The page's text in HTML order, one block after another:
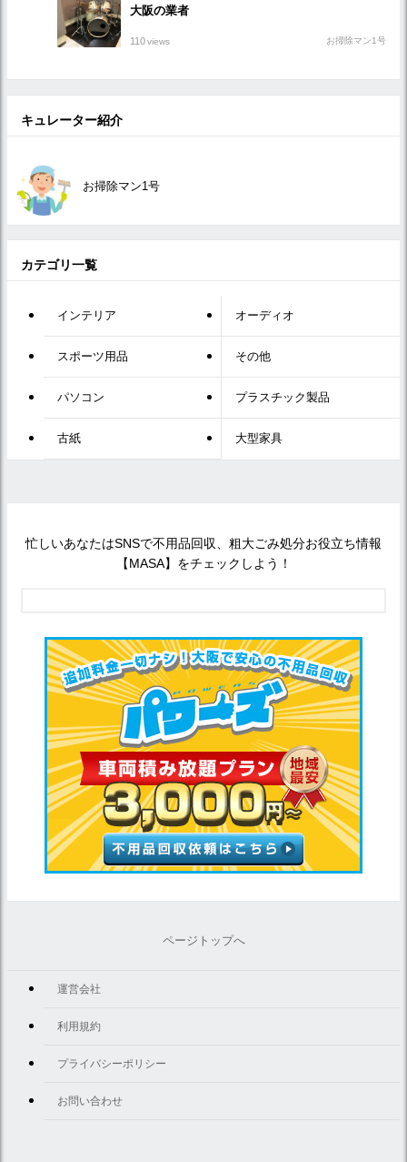
大阪の業者
110views お掃除マン1号
キュレーター紹介
お掃除マン1号
カテゴリ一覧
インテリア オーディオ
スポーツ用品 その他
パソコン プラスチック製品
古紙 大型家具
忙しいあなたはSNSで不用品回収、粗大ごみ処分お役立ち情報
【MASA】をチェックしよう！
ページトップへ
運営会社
利用規約
プライバシーポリシー
お問い合わせ